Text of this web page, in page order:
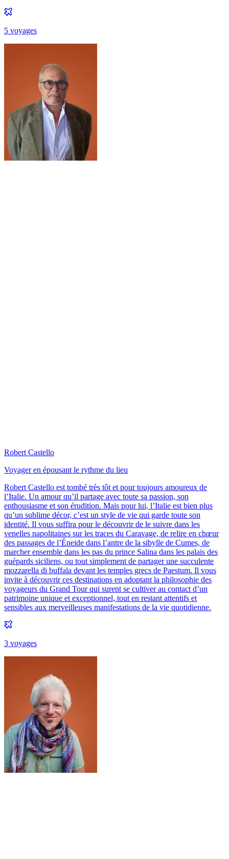
5 voyages
Robert Castello
Voyager en épousant le rythme du lieu
Robert Castello est tombé très tôt et pour toujours amoureux de
l’Italie. Un amour qu’il partage avec toute sa passion, son
enthousiasme et son érudition. Mais pour lui, l’Italie est bien plus
qu’un sublime décor, c’est un style de vie qui garde toute son
identité. Il vous suffira pour le découvrir de le suivre dans les
venelles napolitaines sur les traces du Caravage, de relire en chœur
des passages de l’Éneide dans l’antre de la sibylle de Cumes, de
marcher ensemble dans les pas du prince Salina dans les palais des
guépards siciliens, ou tout simplement de partager une succulente
mozzarella di buffala devant les temples grecs de Paestum. Il vous
invite à découvrir ces destinations en adoptant la philosophie des
voyageurs du Grand Tour qui surent se cultiver au contact d’un
patrimoine unique et exceptionnel, tout en restant attentifs et
sensibles aux merveilleuses manifestations de la vie quotidienne.
3 voyages